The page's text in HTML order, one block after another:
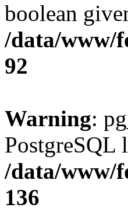
boolean
/data/www/
92
Warning:
PostgreSQL
/data/www/
136